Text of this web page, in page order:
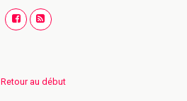
Retour au début